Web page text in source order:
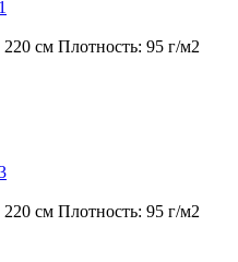
220 см Плотность: 95 г/м2
220 см Плотность: 95 г/м2